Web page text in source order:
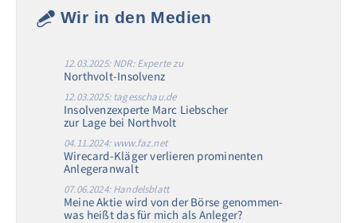
Wir in den Medien
12.03.2025: NDR: Experte zu
Northvolt-Insolvenz
12.03.2025: tagesschau.de
Insolvenzexperte Marc Liebscher
zur Lage bei Northvolt
04.11.2024: www.faz.net
Wirecard-Kläger verlieren prominenten
Anlegeranwalt
07.06.2024: Handelsblatt
Meine Aktie wird von der Börse genommen-
was heißt das für mich als Anleger?